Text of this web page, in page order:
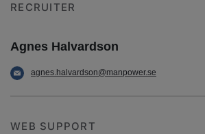
RECRUITER
Agnes Halvardson
agnes.halvardson@manpower.se
WEB SUPPORT